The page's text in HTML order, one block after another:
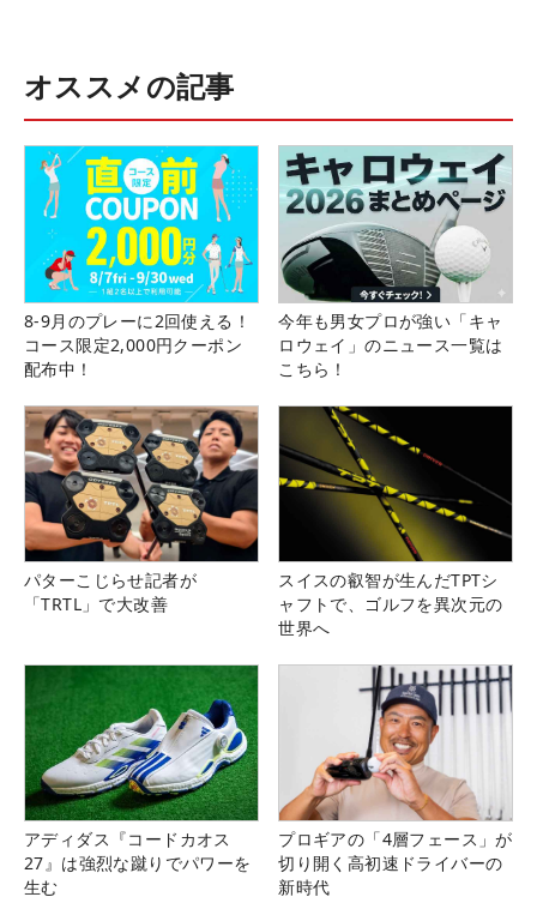
オススメの記事
8-9月のプレーに2回使える！
コース限定2,000円クーポン
配布中！
今年も男女プロが強い「キャ
ロウェイ」のニュース一覧は
こちら！
パターこじらせ記者が
「TRTL」で大改善
スイスの叡智が生んだTPTシ
ャフトで、ゴルフを異次元の
世界へ
アディダス『コードカオス
27』は強烈な蹴りでパワーを
生む
プロギアの「4層フェース」が
切り開く高初速ドライバーの
新時代